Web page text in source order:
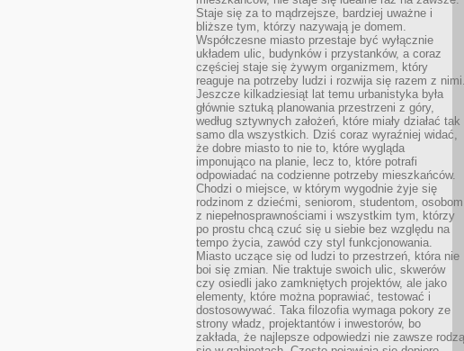
Staje się za to mądrzejsze, bardziej uważne i
bliższe tym, którzy nazywają je domem.
Współczesne miasto przestaje być wyłącznie
układem ulic, budynków i przystanków, a coraz
częściej staje się żywym organizmem, który
reaguje na potrzeby ludzi i rozwija się razem z nimi.
Jeszcze kilkadziesiąt lat temu urbanistyka była
głównie sztuką planowania przestrzeni z góry,
według sztywnych założeń, które miały działać tak
samo dla wszystkich. Dziś coraz wyraźniej widać,
że dobre miasto to nie to, które wygląda
imponująco na planie, lecz to, które potrafi
odpowiadać na codzienne potrzeby mieszkańców.
Chodzi o miejsce, w którym wygodnie żyje się
rodzinom z dziećmi, seniorom, studentom, osobom
z niepełnosprawnościami i wszystkim tym, którzy
po prostu chcą czuć się u siebie bez względu na
tempo życia, zawód czy styl funkcjonowania.
Miasto uczące się od ludzi to przestrzeń, która nie
boi się zmian. Nie traktuje swoich ulic, skwerów
czy osiedli jako zamkniętych projektów, ale jako
elementy, które można poprawiać, testować i
dostosowywać. Taka filozofia wymaga pokory ze
strony władz, projektantów i inwestorów, bo
zakłada, że najlepsze odpowiedzi nie zawsze rodzą